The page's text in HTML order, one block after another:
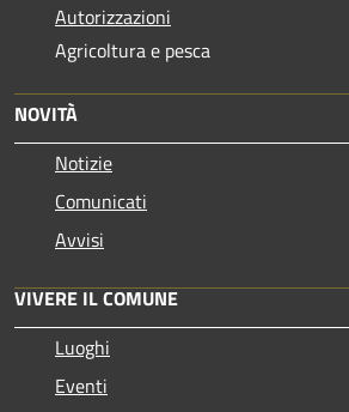
Autorizzazioni
Agricoltura e pesca
NOVITÀ
Notizie
Comunicati
Avvisi
VIVERE IL COMUNE
Luoghi
Eventi